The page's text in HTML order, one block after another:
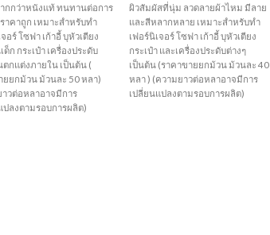
กกว่าหนังแท้ ทนทานต่อการ
าคาถูก เหมาะสำหรับทำ
อร์ โซฟา เก้าอี้ บุหัวเตียง
ด็ก กระเป๋า เครื่องประดับ
ตกแต่งภายใน เป็นต้น (
ยยกม้วน ม้วนละ 50 หลา)
าวต่อหลาอาจมีการ
ปลงตามรอบการผลิต)
ผิวสัมผัสที่นุ่ม ลวดลายผ้าไหม มีลาย
และสีหลากหลาย เหมาะสำหรับทำ
เฟอร์นิเจอร์ โซฟา เก้าอี้ บุหัวเตียง
กระเป๋า และเครื่องประดับต่างๆ
เป็นต้น (ราคาขายยกม้วน ม้วนละ 40
หลา ) (ความยาวต่อหลาอาจมีการ
เปลี่ยนแปลงตามรอบการผลิต)